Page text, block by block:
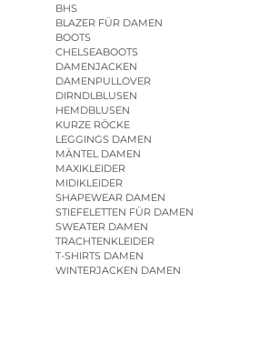
BHS
BLAZER FÜR DAMEN
BOOTS
CHELSEABOOTS
DAMENJACKEN
DAMENPULLOVER
DIRNDLBLUSEN
HEMDBLUSEN
KURZE RÖCKE
LEGGINGS DAMEN
MÄNTEL DAMEN
MAXIKLEIDER
MIDIKLEIDER
SHAPEWEAR DAMEN
STIEFELETTEN FÜR DAMEN
SWEATER DAMEN
TRACHTENKLEIDER
T-SHIRTS DAMEN
WINTERJACKEN DAMEN